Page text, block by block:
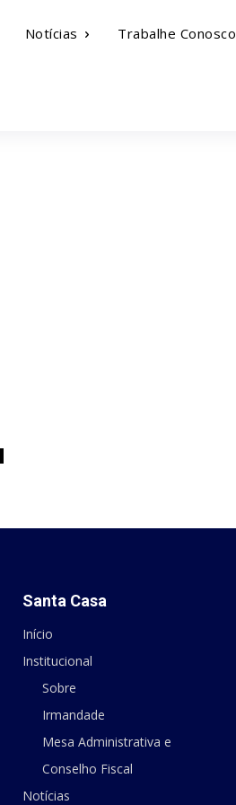
Notícias Trabalhe Conosco
Santa Casa
Início
Institucional
Sobre
Irmandade
Mesa Administrativa e
Conselho Fiscal
Notícias